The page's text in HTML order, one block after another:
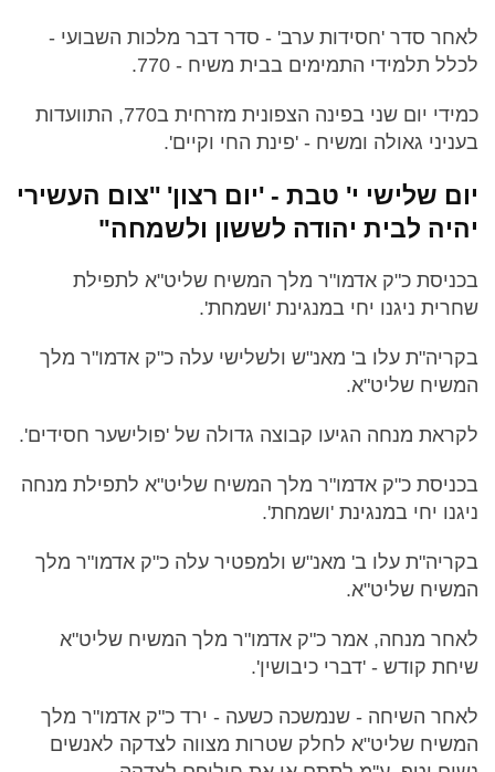
לאחר סדר 'חסידות ערב' - סדר דבר מלכות השבועי -
לכלל תלמידי התמימים בבית משיח - 770.
כמידי יום שני בפינה הצפונית מזרחית ב770, התוועדות
בעניני גאולה ומשיח - 'פינת החי וקיים'.
יום שלישי י' טבת - 'יום רצון' ''צום העשירי
יהיה לבית יהודה לששון ולשמחה"
בכניסת כ"ק אדמו"ר מלך המשיח שליט"א לתפילת
שחרית ניגנו יחי במנגינת 'ושמחת'.
בקריה"ת עלו ב' מאנ"ש ולשלישי עלה כ"ק אדמו"ר מלך
המשיח שליט"א.
לקראת מנחה הגיעו קבוצה גדולה של 'פולישער חסידים'.
בכניסת כ"ק אדמו"ר מלך המשיח שליט"א לתפילת מנחה
ניגנו יחי במנגינת 'ושמחת'.
בקריה"ת עלו ב' מאנ"ש ולמפטיר עלה כ"ק אדמו"ר מלך
המשיח שליט"א.
לאחר מנחה, אמר כ"ק אדמו"ר מלך המשיח שליט"א
שיחת קודש - 'דברי כיבושין'.
לאחר השיחה - שנמשכה כשעה - ירד כ"ק אדמו"ר מלך
המשיח שליט"א לחלק שטרות מצווה לצדקה לאנשים